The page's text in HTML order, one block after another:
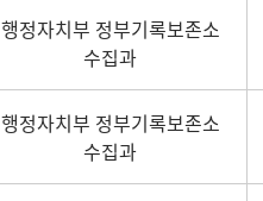
행정자치부 정부기록보존소
수집과
행정자치부 정부기록보존소
수집과